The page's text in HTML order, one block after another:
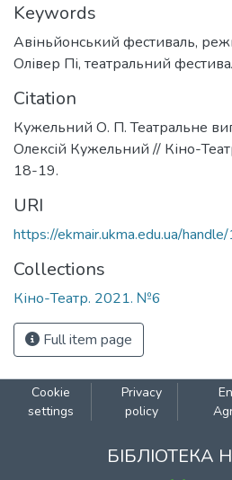
Keywords
Авіньйонський фестиваль,
Олівер Пі, театральний
Citation
Кужельний О. П. Театральне
Олексій Кужельний // Кіно-
18-19.
URI
https://ekmair.ukma.edu.ua/
Collections
Кіно-Театр. 2021. №6
Full item page
Cookie
settings
Privacy
policy
БІБЛІОТЕКА